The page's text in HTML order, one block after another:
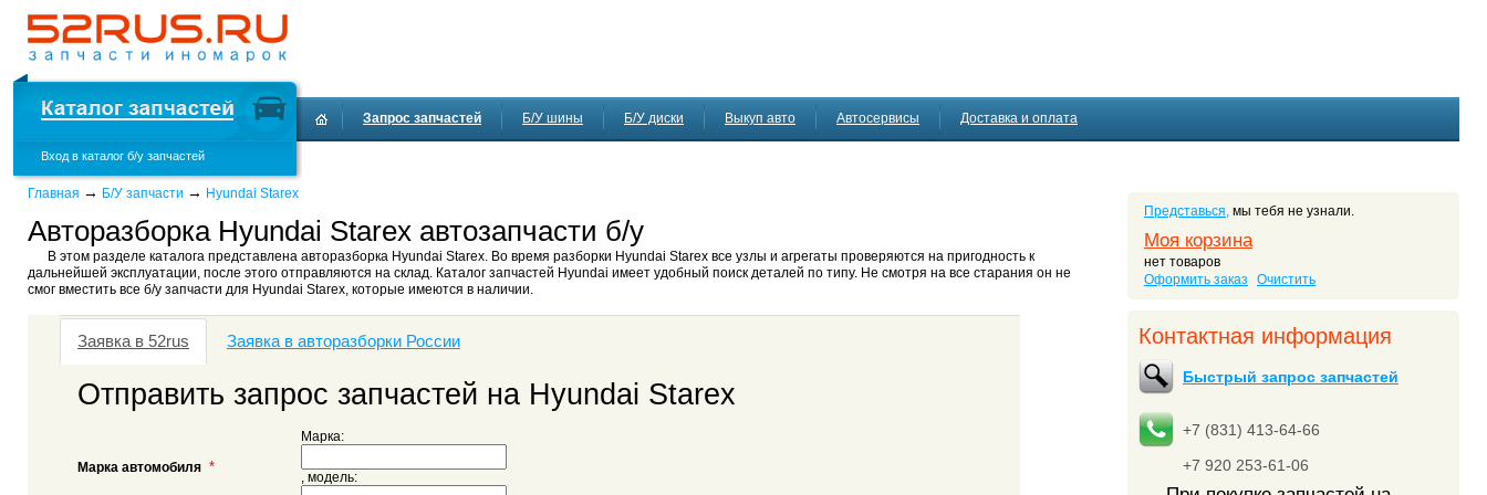
Вход в каталог б/у запчастей
Запрос запчастей Б/У шины Б/У диски Выкуп авто Автосервисы Доставка и оплата
Представься, мы тебя не узнали.
Моя корзина
нет товаров
Оформить заказ
Очистить
Контактная информация
Быстрый запрос запчастей
+7 (831) 413-64-66
+7 920 253-61-06
Главная → Б/У запчасти → Hyundai Starex
Авторазборка Hyundai Starex автозапчасти б/у
В этом разделе каталога представлена авторазборка Hyundai Starex. Во время разборки Hyundai Starex все узлы и агрегаты проверяются на пригодность к
дальнейшей эксплуатации, после этого отправляются на склад. Каталог запчастей Hyundai имеет удобный поиск деталей по типу. Не смотря на все старания он не
смог вместить все б/у запчасти для Hyundai Starex, которые имеются в наличии.
Заявка в 52rus Заявка в авторазборки России
Отправить запрос запчастей на Hyundai Starex
Марка автомобиля *
Марка:
, модель: